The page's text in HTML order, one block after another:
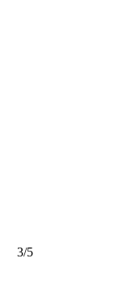
3/5